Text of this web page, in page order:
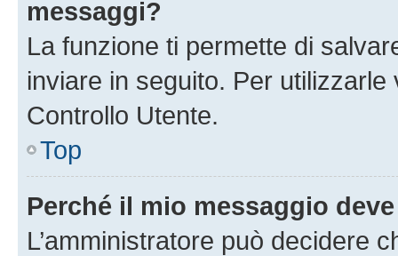
messaggi?
La funzione ti permette di
inviare in seguito. Per utilizzarle
Controllo Utente.
Top
Perché il mio messaggio
L’amministratore può decidere